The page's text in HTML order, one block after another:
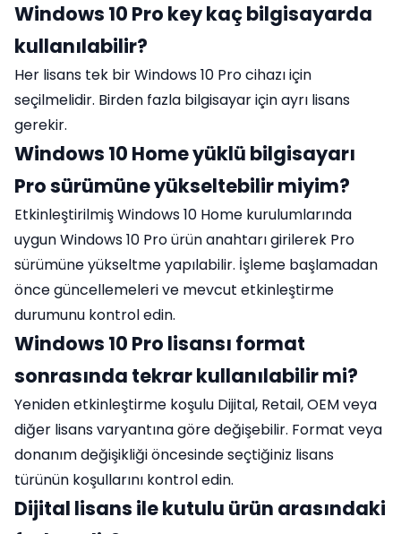
Windows 10 Pro key kaç bilgisayarda
kullanılabilir?
Her lisans tek bir Windows 10 Pro cihazı için
seçilmelidir. Birden fazla bilgisayar için ayrı lisans
gerekir.
Windows 10 Home yüklü bilgisayarı
Pro sürümüne yükseltebilir miyim?
Etkinleştirilmiş Windows 10 Home kurulumlarında
uygun Windows 10 Pro ürün anahtarı girilerek Pro
sürümüne yükseltme yapılabilir. İşleme başlamadan
önce güncellemeleri ve mevcut etkinleştirme
durumunu kontrol edin.
Windows 10 Pro lisansı format
sonrasında tekrar kullanılabilir mi?
Yeniden etkinleştirme koşulu Dijital, Retail, OEM veya
diğer lisans varyantına göre değişebilir. Format veya
donanım değişikliği öncesinde seçtiğiniz lisans
türünün koşullarını kontrol edin.
Dijital lisans ile kutulu ürün arasındaki